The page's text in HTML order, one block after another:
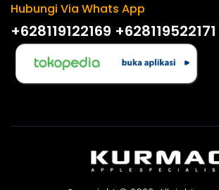
Hubungi Via Whats App
+628119122169 +628119522171